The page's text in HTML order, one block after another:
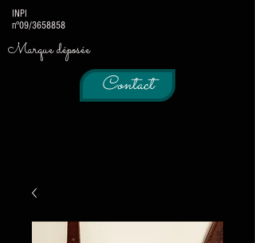
INPI
n°09/3658858
Marque déposée
Contact